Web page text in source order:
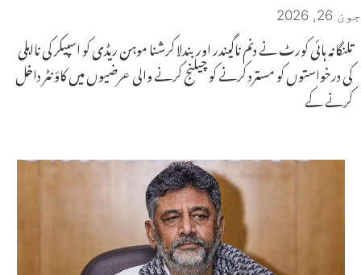
جون 26, 2026
تلنگانہ ہائی کورٹ نے دنم ناگیندر اور بندلا کرشنا موہن ریڈی کو اسپیکر کی نااہلی
کی درخواستوں کو مسترد کرنے کو چیلنج کرنے والی عرضیوں میں کاؤنٹر داخل
کرنے کے